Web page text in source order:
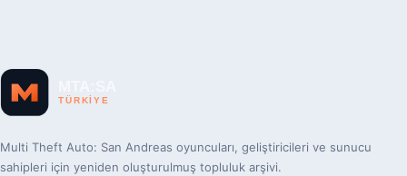
Multi Theft Auto: San Andreas oyuncuları, geliştiricileri ve sunucu
sahipleri için yeniden oluşturulmuş topluluk arşivi.